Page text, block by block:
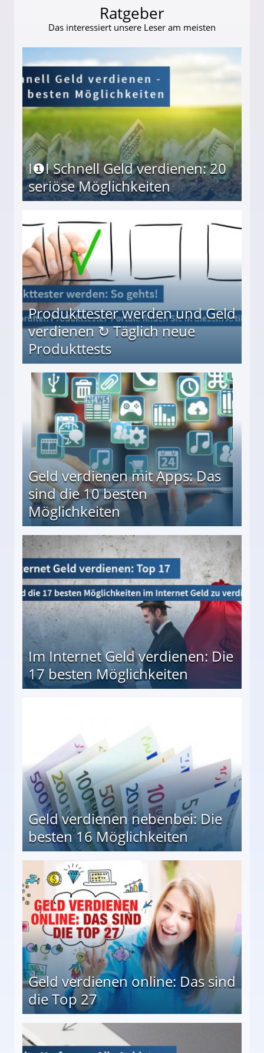
Ratgeber
Das interessiert unsere Leser am meisten
I❶I Schnell Geld verdienen: 20
seriöse Möglichkeiten
Produkttester werden und Geld
verdienen ↻ Täglich neue
Produkttests
↻ Täglich neue Produkttests
Geld verdienen mit Apps: Das
sind die 10 besten
Möglichkeiten
besten Möglichkeiten
Im Internet Geld verdienen: Die
17 besten Möglichkeiten
Geld verdienen nebenbei: Die
besten 16 Möglichkeiten
Geld verdienen online: Das sind
die Top 27